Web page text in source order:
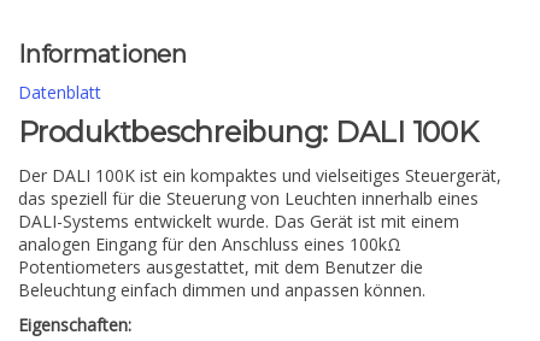
Informationen
Datenblatt
Produktbeschreibung: DALI 100K
Der DALI 100K ist ein kompaktes und vielseitiges Steuergerät,
das speziell für die Steuerung von Leuchten innerhalb eines
DALI-Systems entwickelt wurde. Das Gerät ist mit einem
analogen Eingang für den Anschluss eines 100kΩ
Potentiometers ausgestattet, mit dem Benutzer die
Beleuchtung einfach dimmen und anpassen können.
Eigenschaften: